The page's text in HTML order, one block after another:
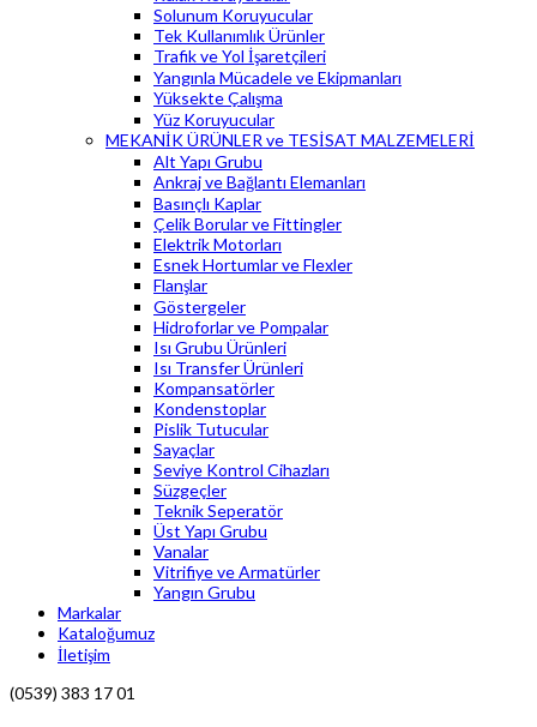
Solunum Koruyucular
Tek Kullanımlık Ürünler
Trafik ve Yol İşaretçileri
Yangınla Mücadele ve Ekipmanları
Yüksekte Çalışma
Yüz Koruyucular
MEKANİK ÜRÜNLER ve TESİSAT MALZEMELERİ
Alt Yapı Grubu
Ankraj ve Bağlantı Elemanları
Basınçlı Kaplar
Çelik Borular ve Fittingler
Elektrik Motorları
Esnek Hortumlar ve Flexler
Flanşlar
Göstergeler
Hidroforlar ve Pompalar
Isı Grubu Ürünleri
Isı Transfer Ürünleri
Kompansatörler
Kondenstoplar
Pislik Tutucular
Sayaçlar
Seviye Kontrol Cihazları
Süzgeçler
Teknik Seperatör
Üst Yapı Grubu
Vanalar
Vitrifiye ve Armatürler
Yangın Grubu
Markalar
Kataloğumuz
İletişim
(0539) 383 17 01